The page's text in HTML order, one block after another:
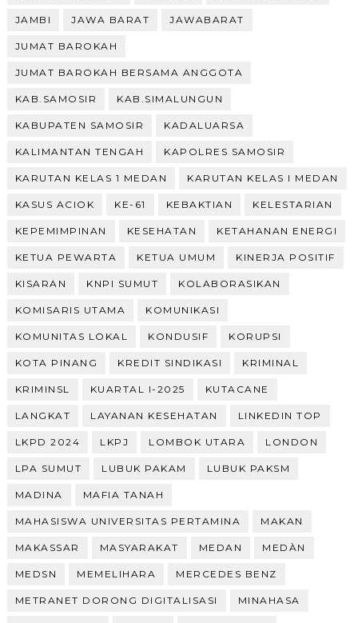
JAMBI JAWA BARAT JAWABARAT
JUMAT BAROKAH
JUMAT BAROKAH BERSAMA ANGGOTA
KAB.SAMOSIR KAB.SIMALUNGUN
KABUPATEN SAMOSIR KADALUARSA
KALIMANTAN TENGAH KAPOLRES SAMOSIR
KARUTAN KELAS 1 MEDAN KARUTAN KELAS I MEDAN
KASUS ACIOK KE-61 KEBAKTIAN KELESTARIAN
KEPEMIMPINAN KESEHATAN KETAHANAN ENERGI
KETUA PEWARTA KETUA UMUM KINERJA POSITIF
KISARAN KNPI SUMUT KOLABORASIKAN
KOMISARIS UTAMA KOMUNIKASI
KOMUNITAS LOKAL KONDUSIF KORUPSI
KOTA PINANG KREDIT SINDIKASI KRIMINAL
KRIMINSL KUARTAL I-2025 KUTACANE
LANGKAT LAYANAN KESEHATAN LINKEDIN TOP
LKPD 2024 LKPJ LOMBOK UTARA LONDON
LPA SUMUT LUBUK PAKAM LUBUK PAKSM
MADINA MAFIA TANAH
MAHASISWA UNIVERSITAS PERTAMINA MAKAN
MAKASSAR MASYARAKAT MEDAN MEDÀN
MEDSN MEMELIHARA MERCEDES BENZ
METRANET DORONG DIGITALISASI MINAHASA